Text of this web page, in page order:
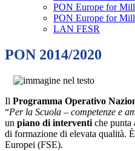
PON Europe for
PON Europe for
LAN FESR
PON 2014/2020
Il Programma Operativo
“Per la Scuola – competenze e
un piano di interventi che punta
di formazione di elevata qualità.
Europei (FSE).